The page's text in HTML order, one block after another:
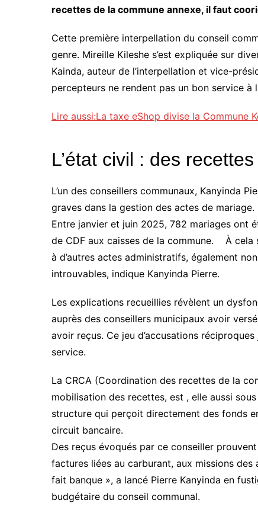
recettes de la commune annexe, il faut
Cette première interpellation du conseil
genre. Mireille Kileshe s’est expliquée sur
Kainda, auteur de l’interpellation et vice-
percepteurs ne rendent pas un bon service à
Lire aussi:La taxe eShop divise la Commune
L’état civil : des
L’un des conseillers communaux, Kanyinda
graves dans la gestion des actes de mariage.
Entre janvier et juin 2025, 782 mariages ont
de CDF aux caisses de la commune. À cela
à d’autres actes administratifs, également
introuvables, indique Kanyinda Pierre.
Les explications recueillies révèlent un
auprès des conseillers municipaux avoir
avoir reçus. Ce jeu d’accusations
service.
La CRCA (Coordination des recettes de la
mobilisation des recettes, est , elle aussi
structure qui perçoit directement des fonds
circuit bancaire.
Des reçus évoqués par ce conseiller
factures liées au carburant, aux missions
fait banque », a lancé Pierre Kanyinda en
budgétaire du conseil communal.